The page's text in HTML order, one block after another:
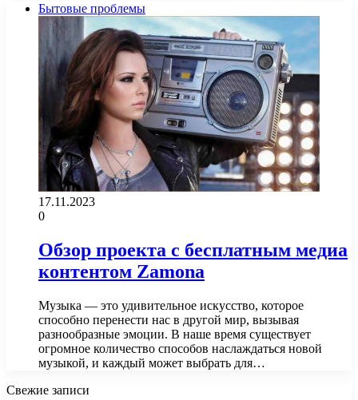
Бытовые проблемы
17.11.2023
0
Обзор проекта с бесплатным медиа
контентом Zamona
Музыка — это удивительное искусство, которое
способно перенести нас в другой мир, вызывая
разнообразные эмоции. В наше время существует
огромное количество способов наслаждаться новой
музыкой, и каждый может выбрать для…
Свежие записи